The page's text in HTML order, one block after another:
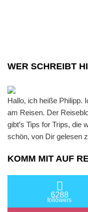
WER SCHREIBT
Hallo, ich heiße Philipp.
am Reisen. Der
gibt’s Tips for Trips, die
schön, von Dir gelesen
KOMM MIT AUF
6288
followers